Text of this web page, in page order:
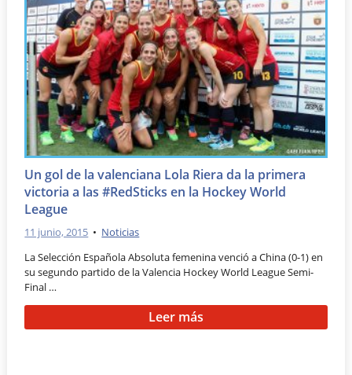
Un gol de la valenciana Lola Riera da la primera
victoria a las #RedSticks en la Hockey World
League
11 junio, 2015 • Noticias
La Selección Española Absoluta femenina venció a China (0-1) en
su segundo partido de la Valencia Hockey World League Semi-
Final …
Leer más